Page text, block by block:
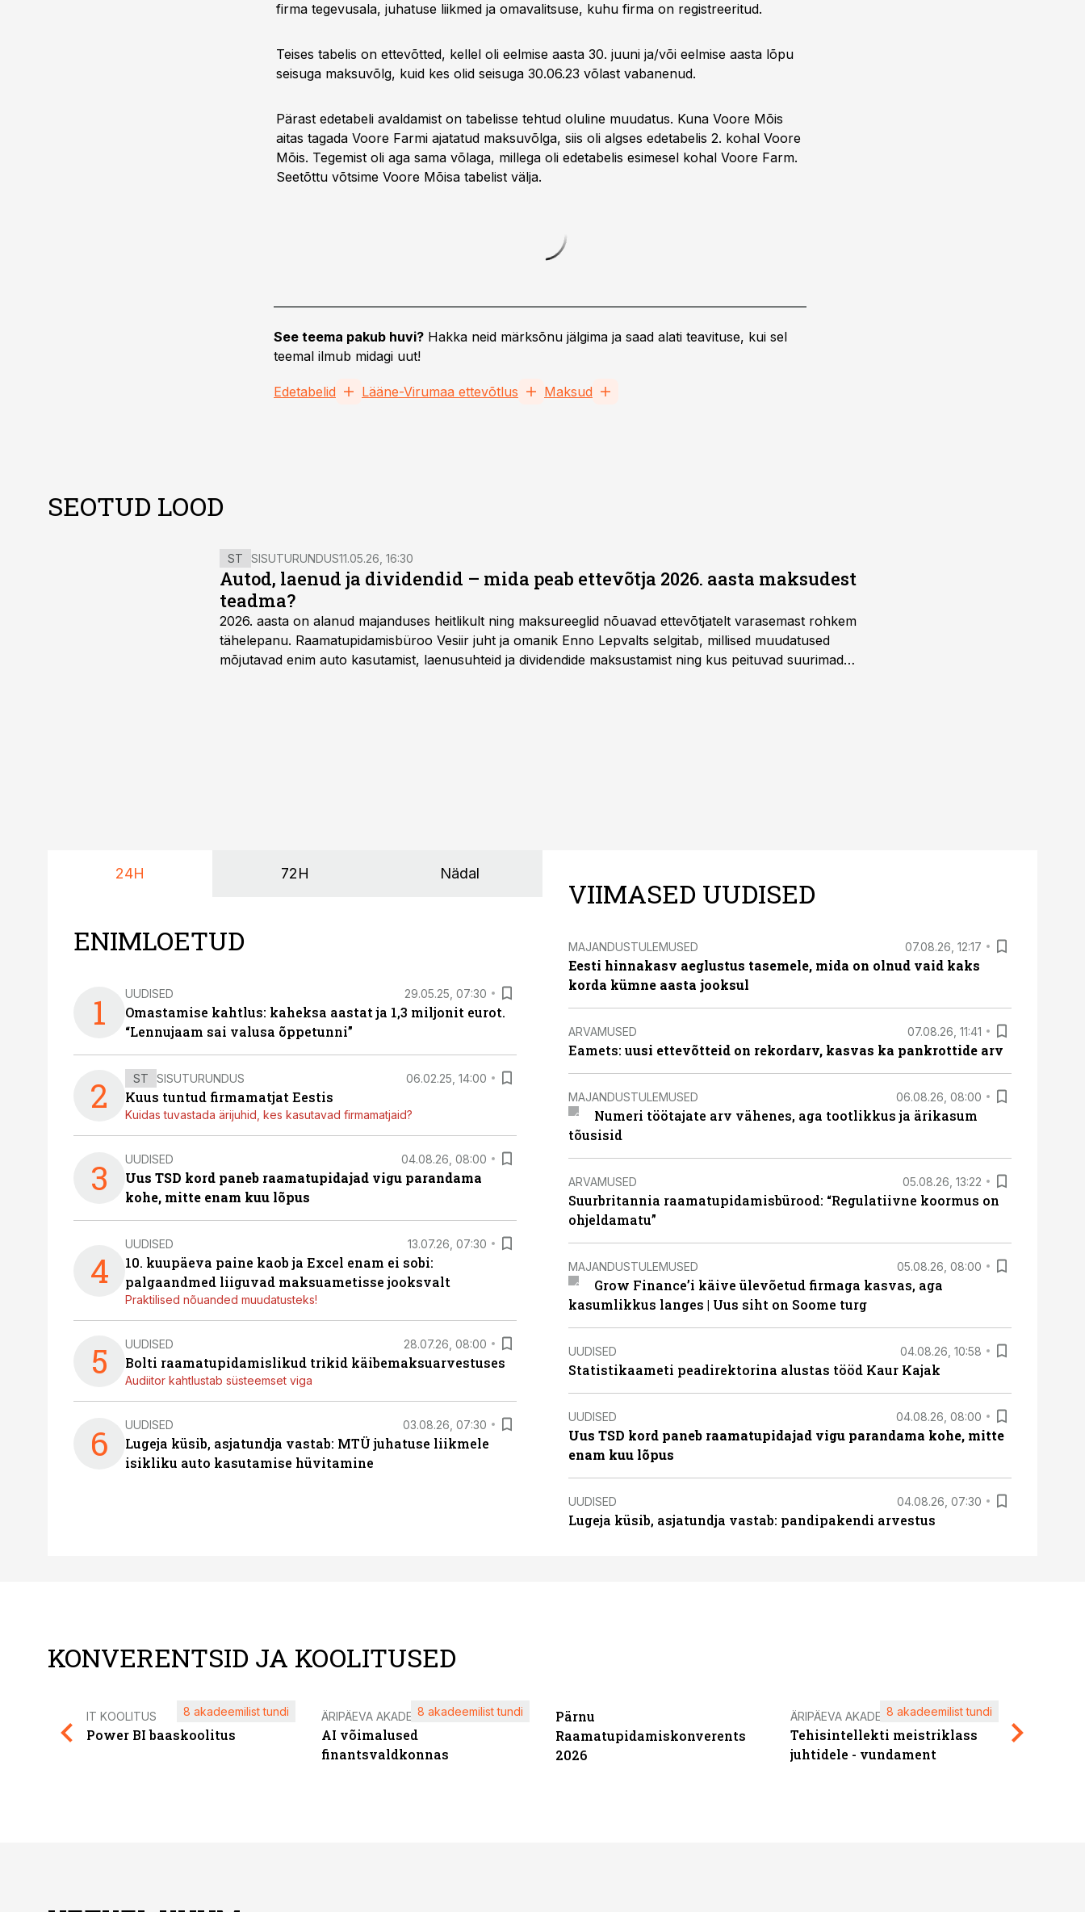
firma tegevusala, juhatuse liikmed ja omavalitsuse, kuhu firma on registreeritud.
Teises tabelis on ettevõtted, kellel oli eelmise aasta 30. juuni ja/või eelmise aasta lõpu
seisuga maksuvõlg, kuid kes olid seisuga 30.06.23 võlast vabanenud.
Pärast edetabeli avaldamist on tabelisse tehtud oluline muudatus. Kuna Voore Mõis
aitas tagada Voore Farmi ajatatud maksuvõlga, siis oli algses edetabelis 2. kohal Voore
Mõis. Tegemist oli aga sama võlaga, millega oli edetabelis esimesel kohal Voore Farm.
Seetõttu võtsime Voore Mõisa tabelist välja.
See teema pakub huvi? Hakka neid märksõnu jälgima ja saad alati teavituse, kui sel
teemal ilmub midagi uut!
Edetabelid Lääne-Virumaa ettevõtlus Maksud
SEOTUD LOOD
ST SISUTURUNDUS11.05.26, 16:30
Autod, laenud ja dividendid – mida peab ettevõtja 2026. aasta maksudest
teadma?
2026. aasta on alanud majanduses heitlikult ning maksureeglid nõuavad ettevõtjatelt varasemast rohkem
tähelepanu. Raamatupidamisbüroo Vesiir juht ja omanik Enno Lepvalts selgitab, millised muudatused
mõjutavad enim auto kasutamist, laenusuhteid ja dividendide maksustamist ning kus peituvad suurimad
24H 72H Nädal
ENIMLOETUD
1 UUDISED 29.05.25, 07:30
Omastamise kahtlus: kaheksa aastat ja 1,3 miljonit eurot.
“Lennujaam sai valusa õppetunni”
2 ST SISUTURUNDUS 06.02.25, 14:00
Kuus tuntud firmamatjat Eestis
Kuidas tuvastada ärijuhid, kes kasutavad firmamatjaid?
3 UUDISED 04.08.26, 08:00
Uus TSD kord paneb raamatupidajad vigu parandama
kohe, mitte enam kuu lõpus
4
UUDISED 13.07.26, 07:30
10. kuupäeva paine kaob ja Excel enam ei sobi:
palgaandmed liiguvad maksuametisse jooksvalt
Praktilised nõuanded muudatusteks!
5 UUDISED 28.07.26, 08:00
Bolti raamatupidamislikud trikid käibemaksuarvestuses
Audiitor kahtlustab süsteemset viga
6 UUDISED 03.08.26, 07:30
Lugeja küsib, asjatundja vastab: MTÜ juhatuse liikmele
isikliku auto kasutamise hüvitamine
VIIMASED UUDISED
MAJANDUSTULEMUSED 07.08.26, 12:17
Eesti hinnakasv aeglustus tasemele, mida on olnud vaid kaks
korda kümne aasta jooksul
ARVAMUSED 07.08.26, 11:41
Eamets: uusi ettevõtteid on rekordarv, kasvas ka pankrottide arv
MAJANDUSTULEMUSED 06.08.26, 08:00
Numeri töötajate arv vähenes, aga tootlikkus ja ärikasum
tõusisid
ARVAMUSED 05.08.26, 13:22
Suurbritannia raamatupidamisbürood: “Regulatiivne koormus on
ohjeldamatu”
MAJANDUSTULEMUSED 05.08.26, 08:00
Grow Finance’i käive ülevõetud firmaga kasvas, aga
kasumlikkus langes | Uus siht on Soome turg
UUDISED 04.08.26, 10:58
Statistikaameti peadirektorina alustas tööd Kaur Kajak
UUDISED 04.08.26, 08:00
Uus TSD kord paneb raamatupidajad vigu parandama kohe, mitte
enam kuu lõpus
UUDISED 04.08.26, 07:30
Lugeja küsib, asjatundja vastab: pandipakendi arvestus
KONVERENTSID JA KOOLITUSED
IT KOOLITUS
Power BI baaskoolitus
8 akadeemilist tundi ÄRIPÄEVA AKADEEMIA
AI võimalused
finantsvaldkonnas
8 akadeemilist tundi
Pärnu
Raamatupidamiskonverents
2026
ÄRIPÄEVA AKADEEMIA
Tehisintellekti meistriklass
juhtidele - vundament
8 akadeemilist tundi